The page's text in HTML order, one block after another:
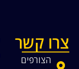
צרו קשר
הצורפים